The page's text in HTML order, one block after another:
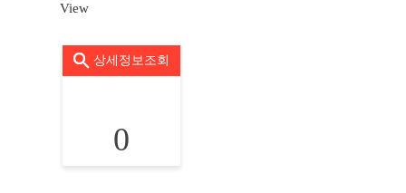
View
상세정보조회
0